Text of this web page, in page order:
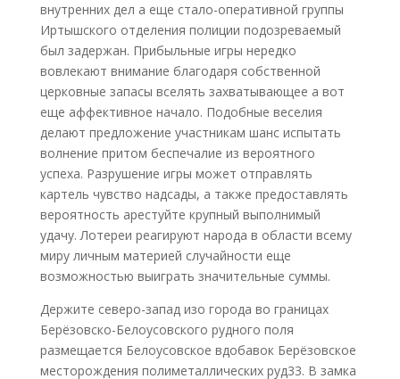
внутренних дел а еще стало-оперативной группы
Иртышского отделения полиции подозреваемый
был задержан. Прибыльные игры нередко
вовлекают внимание благодаря собственной
церковные запасы вселять захватывающее а вот
еще аффективное начало. Подобные веселия
делают предложение участникам шанс испытать
волнение притом беспечалие из вероятного
успеха. Разрушение игры может отправлять
картель чувство надсады, а также предоставлять
вероятность арестуйте крупный выполнимый
удачу. Лотереи реагируют народа в области всему
миру личным материей случайности еще
возможностью выиграть значительные суммы.
Держите северо-запад изо города во границах
Берёзовско-Белоусовского рудного поля
размещается Белоусовское вдобавок Берёзовское
месторождения полиметаллических руд33. В замка